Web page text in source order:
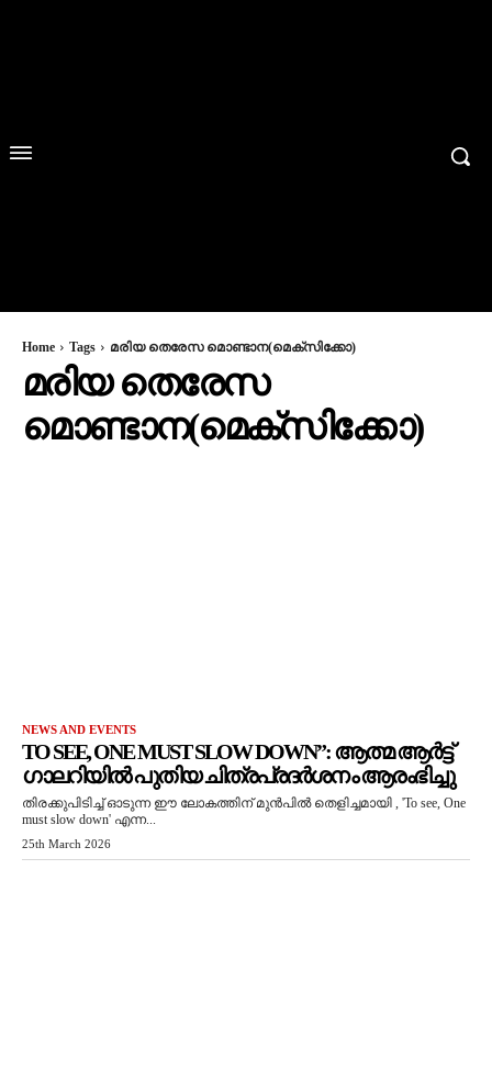
Home Tags മരിയ തെരേസ മൊണ്ടാന(മെക്‌സിക്കോ)
മരിയ തെരേസ
മൊണ്ടാന(മെക്‌സിക്കോ)
NEWS AND EVENTS
TO SEE, ONE MUST SLOW DOWN”: ആത്മ ആർട്ട്
ഗാലറിയിൽ പുതിയ ചിത്രപ്രദർശനം ആരംഭിച്ചു
തിരക്കുപിടിച്ച് ഓടുന്ന ഈ ലോകത്തിന് മുൻപിൽ തെളിച്ചമായി , 'To see, One
must slow down' എന്ന...
25th March 2026